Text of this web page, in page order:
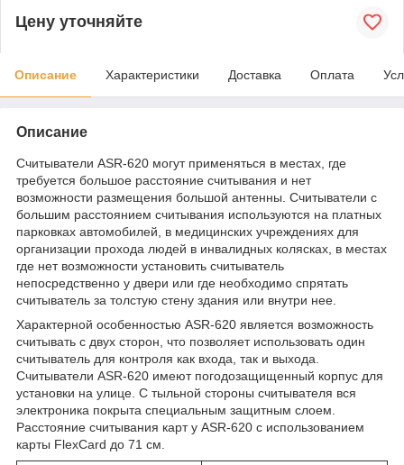
Цену уточняйте
Описание Характеристики Доставка Оплата
Описание
Считыватели ASR-620 могут применятьcя в местах, где
требуется большое расстояние считывания и нет
возможности размещения большой антенны. Считыватели с
большим расстоянием считывания используются на платных
парковках автомобилей, в медицинских учреждениях для
организации прохода людей в инвалидных колясках, в местах
где нет возможности установить считыватель
непосредственно у двери или где необходимо спрятать
считыватель за толстую стену здания или внутри нее.
Характерной особенностью ASR-620 является возможность
считывать с двух сторон, что позволяет использовать один
считыватель для контроля как входа, так и выхода.
Считыватели ASR-620 имеют погодозащищенный корпус для
установки на улице. С тыльной стороны считывателя вся
электроника покрыта специальным защитным слоем.
Расстояние считывания карт у ASR-620 с использованием
карты FlexCard до 71 см.